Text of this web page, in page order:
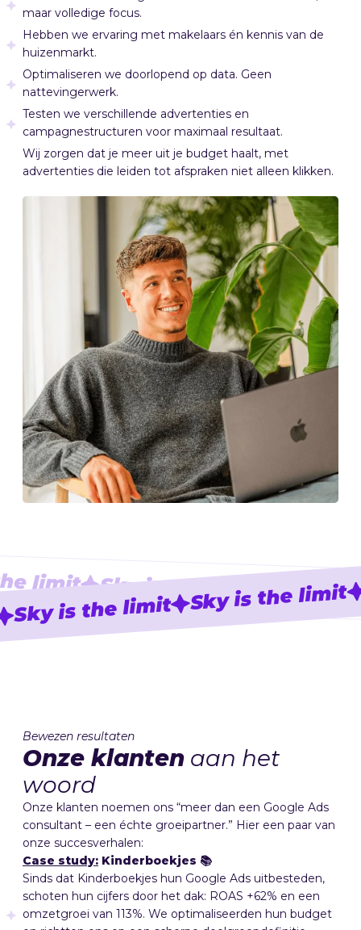
maar volledige focus.
Hebben we ervaring met makelaars én kennis van de
huizenmarkt.
Optimaliseren we doorlopend op data. Geen
nattevingerwerk.
Testen we verschillende advertenties en
campagnestructuren voor maximaal resultaat.
Wij zorgen dat je meer uit je budget haalt, met
advertenties die leiden tot afspraken niet alleen klikken.
Sky is the limit Sky is the limit
limit Sky is the limit Sky is
Bewezen resultaten
Onze klanten aan het
woord
Onze klanten noemen ons “meer dan een Google Ads
consultant – een échte groeipartner.” Hier een paar van
onze succesverhalen:
Case study: Kinderboekjes 📚
Sinds dat Kinderboekjes hun Google Ads uitbesteden,
schoten hun cijfers door het dak: ROAS +62% en een
omzetgroei van 113%. We optimaliseerden hun budget